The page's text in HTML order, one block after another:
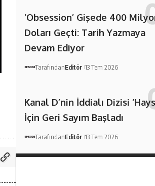
‘Obsession’ Gişede 400
Doları Geçti: Tarih Yazmaya
Devam Ediyor
TarafındanEditör 13 Tem 2026
Kanal D’nin İddialı Dizisi
İçin Geri Sayım Başladı
TarafındanEditör 13 Tem 2026